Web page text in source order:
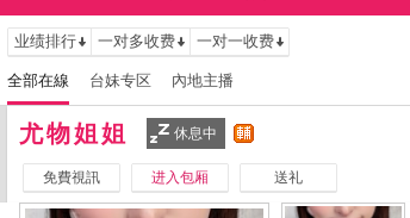
业绩排行 一对多收费 一对一收费
全部在線 台妹专区 內地主播
尤物姐姐 休息中
免費視訊 进入包厢 送礼